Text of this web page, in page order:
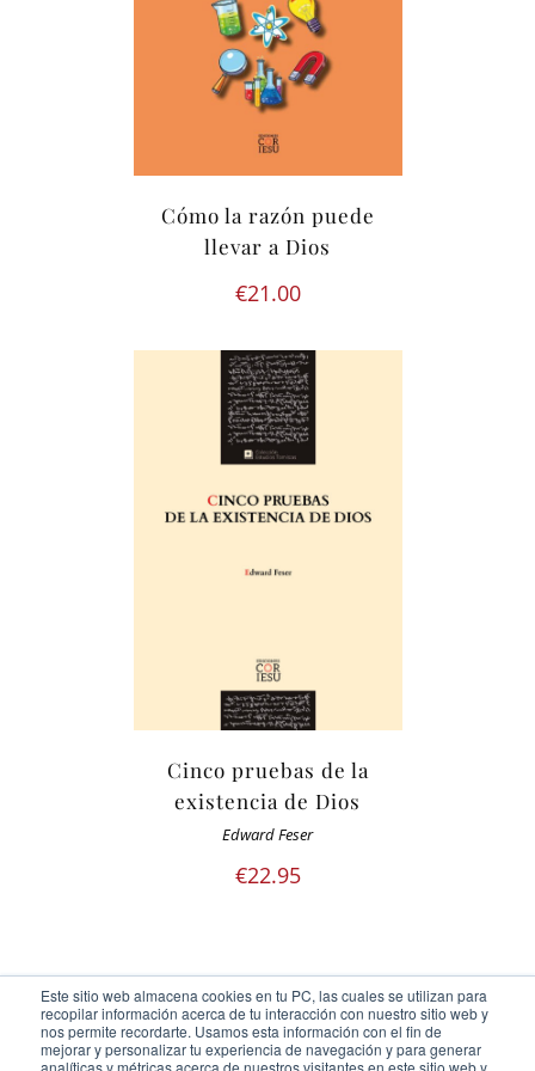
Este sitio web almacena cookies en tu PC, las cuales se utilizan para
recopilar información acerca de tu interacción con nuestro sitio web y
nos permite recordarte. Usamos esta información con el fin de
mejorar y personalizar tu experiencia de navegación y para generar
analíticas y métricas acerca de nuestros visitantes en este sitio web y
Cómo la razón puede
llevar a Dios
€21.00
Cinco pruebas de la
existencia de Dios
Edward Feser
€22.95